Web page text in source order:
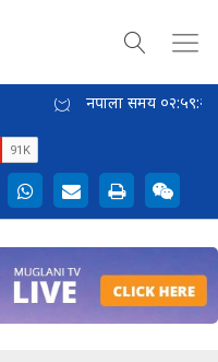
नेपाली समय ०२:५९:२३